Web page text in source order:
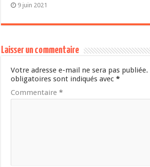
9 juin 2021
Laisser un commentaire
Votre adresse e-mail ne sera pas publiée.
obligatoires sont indiqués avec*
Commentaire*